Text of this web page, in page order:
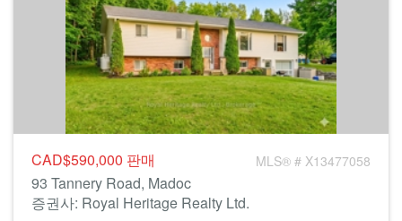
CAD$590,000 판매 MLS® # X13477058
93 Tannery Road, Madoc
증권사: Royal Heritage Realty Ltd.